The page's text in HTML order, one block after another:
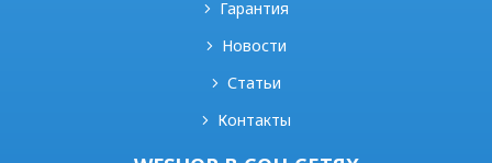
Гарантия
Новости
Статьи
Контакты